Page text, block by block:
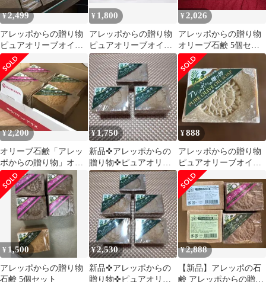
¥2,499
アレッポからの贈り物
ピュアオリーブオイル
石鹸 190g
¥ 1,800
アレッポからの贈り物
ピュアオリーブオイル
石鹸×6個
¥2,026
アレッポからの贈り物
オリーブ石鹸 5個セッ
ト
¥2,200
オリーブ石鹸「アレッ
ポからの贈り物」オリ
ーブ＆ローレル 計４個
セット
¥1,750
新品✜アレッポからの
贈り物✜ピュアオリー
ブオイル✜190g×3個
¥888
アレッポからの贈り物
ピュアオリーブオイル
石鹸 190g
¥ 1,500
アレッポからの贈り物
石鹸 5個セット
¥2,530
新品✜アレッポからの
贈り物✜ピュアオリー
¥2,888
【新品】アレッポの石
鹸 アレッポからの贈り